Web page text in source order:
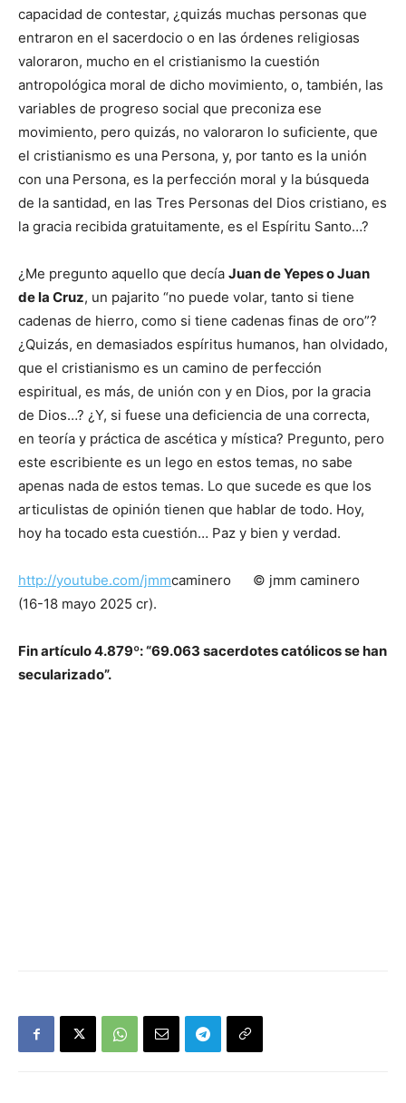
capacidad de contestar, ¿quizás muchas personas que
entraron en el sacerdocio o en las órdenes religiosas
valoraron, mucho en el cristianismo la cuestión
antropológica moral de dicho movimiento, o, también, las
variables de progreso social que preconiza ese
movimiento, pero quizás, no valoraron lo suficiente, que
el cristianismo es una Persona, y, por tanto es la unión
con una Persona, es la perfección moral y la búsqueda
de la santidad, en las Tres Personas del Dios cristiano, es
la gracia recibida gratuitamente, es el Espíritu Santo…?
¿Me pregunto aquello que decía Juan de Yepes o Juan
de la Cruz, un pajarito “no puede volar, tanto si tiene
cadenas de hierro, como si tiene cadenas finas de oro”?
¿Quizás, en demasiados espíritus humanos, han olvidado,
que el cristianismo es un camino de perfección
espiritual, es más, de unión con y en Dios, por la gracia
de Dios…? ¿Y, si fuese una deficiencia de una correcta,
en teoría y práctica de ascética y mística? Pregunto, pero
este escribiente es un lego en estos temas, no sabe
apenas nada de estos temas. Lo que sucede es que los
articulistas de opinión tienen que hablar de todo. Hoy,
hoy ha tocado esta cuestión… Paz y bien y verdad.
http://youtube.com/jmmcaminero © jmm caminero
(16-18 mayo 2025 cr).
Fin artículo 4.879º: “69.063 sacerdotes católicos se han
secularizado”.